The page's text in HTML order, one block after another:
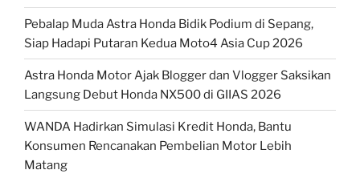
Pebalap Muda Astra Honda Bidik Podium di Sepang,
Siap Hadapi Putaran Kedua Moto4 Asia Cup 2026
Astra Honda Motor Ajak Blogger dan Vlogger Saksikan
Langsung Debut Honda NX500 di GIIAS 2026
WANDA Hadirkan Simulasi Kredit Honda, Bantu
Konsumen Rencanakan Pembelian Motor Lebih
Matang